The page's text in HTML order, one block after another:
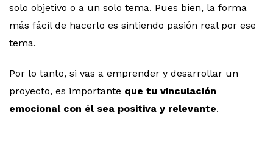
solo objetivo o a un solo tema. Pues bien, la forma
más fácil de hacerlo es sintiendo pasión real por ese
tema.
Por lo tanto, si vas a emprender y desarrollar un
proyecto, es importante que tu vinculación
emocional con él sea positiva y relevante.